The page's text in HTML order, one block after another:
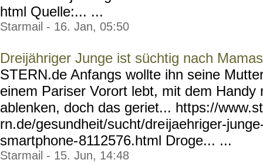
html Quelle:... ...
Starmail - 16. Jan, 05:50
Dreijähriger Junge ist süchtig nach
STERN.de Anfangs wollte ihn seine
einem Pariser Vorort lebt, mit dem Handy
ablenken, doch das geriet... https://
rn.de/gesundheit/sucht/dreijaehriger-
smartphone-8112576.html Droge... ...
Starmail - 15. Jun, 14:48